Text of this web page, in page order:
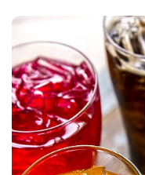
ngày có thể […]